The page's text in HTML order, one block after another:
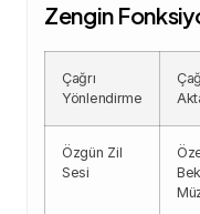
Zengin
Çağrı
Yönlendirme
Özgün Zil
Sesi